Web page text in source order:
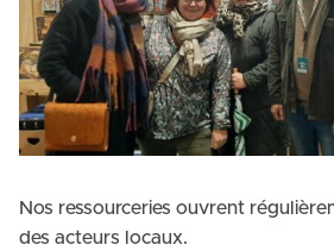
Nos ressourceries ouvrent
des acteurs locaux.